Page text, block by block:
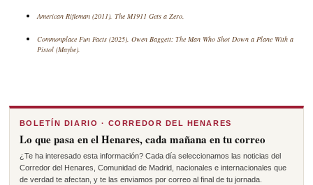
American Rifleman (2011). The M1911 Gets a Zero.
Commonplace Fun Facts (2025). Owen Baggett: The Man Who Shot Down a Plane With a
Pistol (Maybe).
BOLETÍN DIARIO · CORREDOR DEL HENARES
Lo que pasa en el Henares, cada mañana en tu correo
¿Te ha interesado esta información? Cada día seleccionamos las noticias del
Corredor del Henares, Comunidad de Madrid, nacionales e internacionales que
de verdad te afectan, y te las enviamos por correo al final de tu jornada.